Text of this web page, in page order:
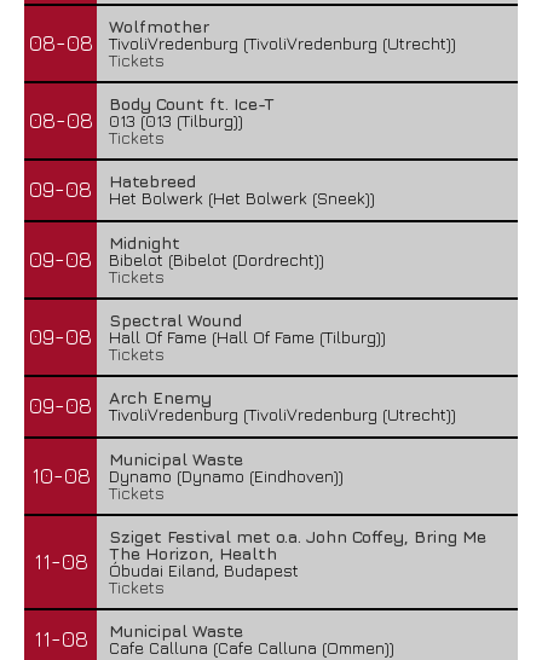
08-08
Wolfmother
TivoliVredenburg (TivoliVredenburg (Utrecht))
Tickets
08-08
Body Count ft. Ice-T
013 (013 (Tilburg))
Tickets
09-08
Hatebreed
Het Bolwerk (Het Bolwerk (Sneek))
09-08
Midnight
Bibelot (Bibelot (Dordrecht))
Tickets
09-08
Spectral Wound
Hall Of Fame (Hall Of Fame (Tilburg))
Tickets
09-08
Arch Enemy
TivoliVredenburg (TivoliVredenburg (Utrecht))
10-08
Municipal Waste
Dynamo (Dynamo (Eindhoven))
Tickets
11-08
Sziget Festival met o.a. John Coffey, Bring Me
The Horizon, Health
Óbudai Eiland, Budapest
Tickets
11-08
Municipal Waste
Cafe Calluna (Cafe Calluna (Ommen))